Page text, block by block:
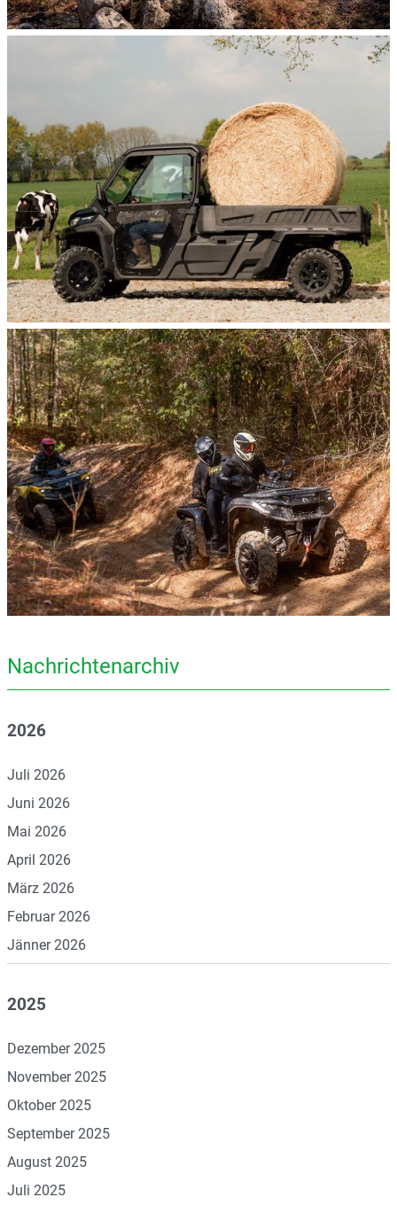
Nachrichtenarchiv
2026
Juli 2026
Juni 2026
Mai 2026
April 2026
März 2026
Februar 2026
Jänner 2026
2025
Dezember 2025
November 2025
Oktober 2025
September 2025
August 2025
Juli 2025